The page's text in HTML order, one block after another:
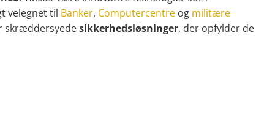
velegnet til Banker, Computercentre og militære
skræddersyedesikkerhedsløsninger, der opfylder de